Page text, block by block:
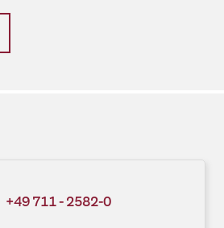
+49 711 - 2582-0